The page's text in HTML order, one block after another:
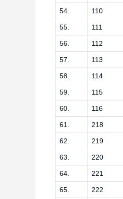
54. 110
55. 111
56. 112
57. 113
58. 114
59. 115
60. 116
61. 218
62. 219
63. 220
64. 221
65. 222